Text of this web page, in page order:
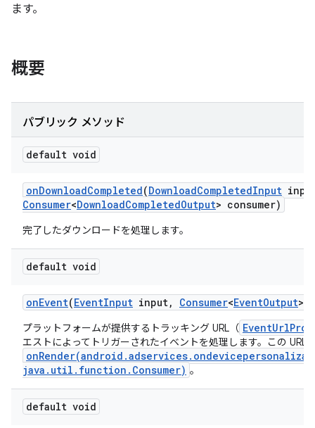
ます。
概要
パブリック メソッド
default void
onDownloadCompleted(DownloadCompletedInput
Consumer<DownloadCompletedOutput> consumer)
完了したダウンロードを処理します。
default void
onEvent(EventInput input, Consumer<EventOutput>
プラットフォームが提供するトラッキング URL（
エストによってトリガーされたイベントを処理します。この URL
java.util.function.Consumer) 。
default void